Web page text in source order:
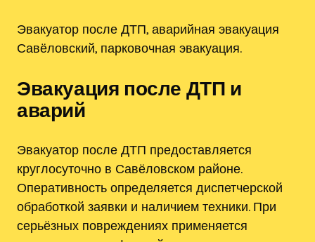
Эвакуатор после ДТП, аварийная эвакуация
Савёловский, парковочная эвакуация.
Эвакуация после ДТП и
аварий
Эвакуатор после ДТП предоставляется
круглосуточно в Савёловском районе.
Оперативность определяется диспетчерской
обработкой заявки и наличием техники. При
серьёзных повреждениях применяется